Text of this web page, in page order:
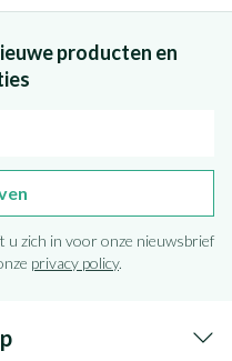
producten en
zich in voor onze nieuwsbrief
privacy policy.